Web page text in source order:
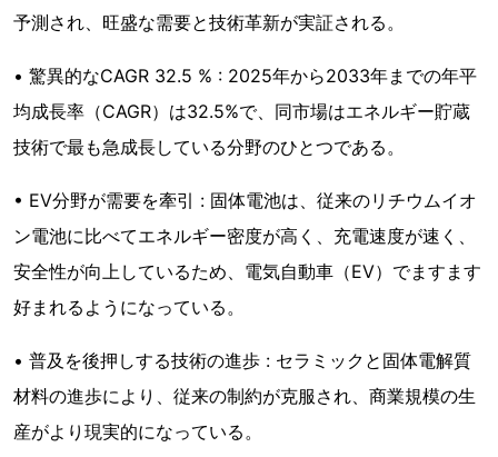
予測され、旺盛な需要と技術革新が実証される。
• 驚異的なCAGR 32.5 % : 2025年から2033年までの年平
均成長率（CAGR）は32.5%で、同市場はエネルギー貯蔵
技術で最も急成長している分野のひとつである。
• EV分野が需要を牽引 : 固体電池は、従来のリチウムイオ
ン電池に比べてエネルギー密度が高く、充電速度が速く、
安全性が向上しているため、電気自動車（EV）でますます
好まれるようになっている。
• 普及を後押しする技術の進歩 : セラミックと固体電解質
材料の進歩により、従来の制約が克服され、商業規模の生
産がより現実的になっている。